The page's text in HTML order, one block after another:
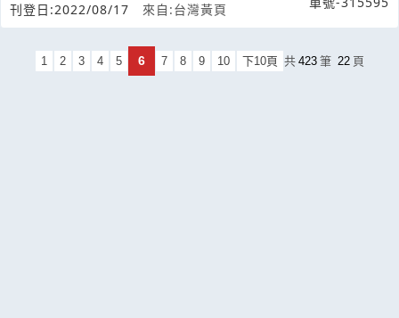
刊登日:2022/08/17 來自:台灣黃頁
1 2 3 4 5 6 7 8 9 10 下10頁 共 423 筆 22 頁